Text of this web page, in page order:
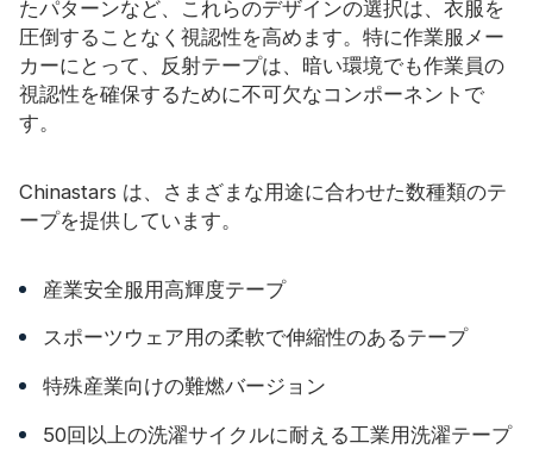
たパターンなど、これらのデザインの選択は、衣服を
圧倒することなく視認性を高めます。特に作業服メー
カーにとって、反射テープは、暗い環境でも作業員の
視認性を確保するために不可欠なコンポーネントで
す。
Chinastars は、さまざまな用途に合わせた数種類のテ
ープを提供しています。
産業安全服用高輝度テープ
スポーツウェア用の柔軟で伸縮性のあるテープ
特殊産業向けの難燃バージョン
50回以上の洗濯サイクルに耐える工業用洗濯テープ